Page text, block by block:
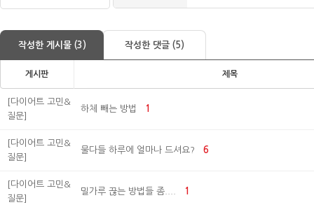
작성한 게시물 (3) 작성한 댓글 (5)
게시판 제목
[다이어트 고민&
질문]
하체 빼는 방법 1
[다이어트 고민&
질문]
물다들 하루에 얼마나 드셔요? 6
[다이어트 고민&
질문]
밀가루 끊는 방법들 좀.... 1